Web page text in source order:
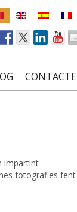
CONTACTE
impartint
fotografies fent